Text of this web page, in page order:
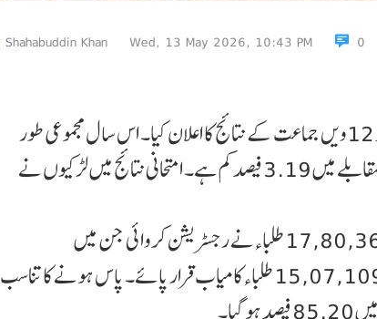
Shahabuddin Khan Wed, 13 May 2026, 10:43 PM 0
سنٹرل بورڈ آف سیکنڈری ایجوکیشن (سی بی ایس ای) نے بدھ کو 12ویں جماعت کے نتائج کا اعلان کیا۔ اس سال مجموعی طور
پر 85.20 فیصد طلباءنے امتحان پاس کیا جو کہ گزشتہ سال کے مقابلے میں 3.19 فیصد کم ہے۔ امتحانی نتائج میں لڑکیوں نے
بورڈ کی طرف سے جاری کردہ اعداد و شمار کے مطابق اس سال 17,80,365 طلباءنے رجسٹریشن کروائی جن میں
سے 17,68,818 نے امتحان میں شرکت کی۔ جن میں سے 15,07,109 طلباءکامیاب قرار پائے۔ پاس ہونے کا تناسب